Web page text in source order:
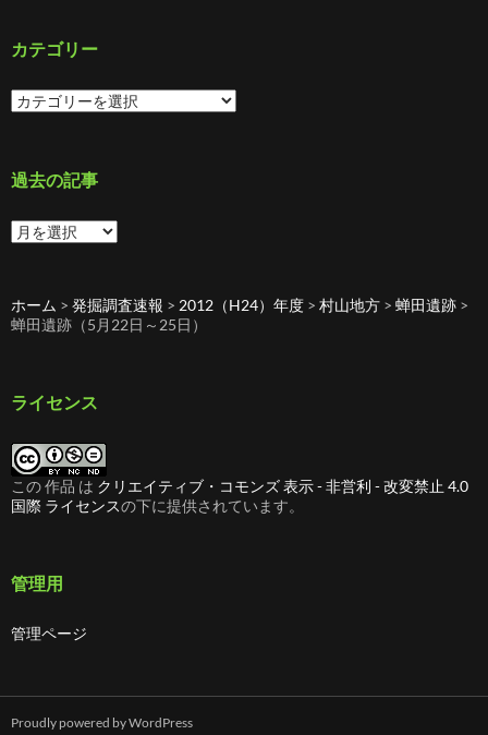
カテゴリー
カ
テ
ー
過去の記事
過
去
事
ホーム > 発掘調査速報 > 2012（H24）年度 > 村山地方 > 蝉田遺跡 >
蝉田遺跡（5月22日～25日）
ライセンス
この 作品 は クリエイティブ・コモンズ 表示 - 非営利 - 改変禁止 4.0
国際 ライセンスの下に提供されています。
管理用
管理ページ
Proudly powered by WordPress